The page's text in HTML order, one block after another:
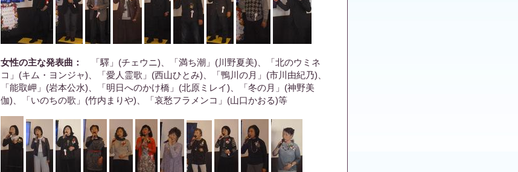
女性の主な発表曲：
「驛」(チェウニ)、「満ち潮」(川野夏美)、「北のウミネ
コ」(キム・ヨンジャ)、「愛人霊歌」(西山ひとみ)、「鴨川の月」(市川由紀乃)、
「能取岬」(岩本公水)、「明日へのかけ橋」(北原ミレイ)、「冬の月」(神野美
伽)、「いのちの歌」(竹内まりや)、「哀愁フラメンコ」(山口かおる)等